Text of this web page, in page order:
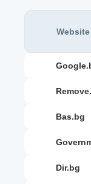
Website
bas.bg
dir.bg